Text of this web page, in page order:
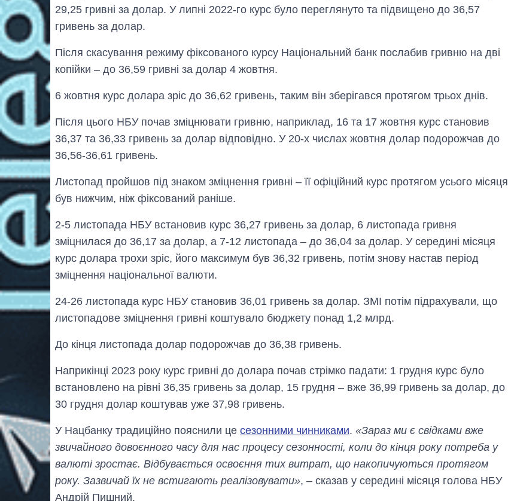
29,25 гривні за долар. У липні 2022-го курс було переглянуто та підвищено до 36,57
гривень за долар.
Після скасування режиму фіксованого курсу Національний банк послабив гривню на дві
копійки – до 36,59 гривні за долар 4 жовтня.
6 жовтня курс долара зріс до 36,62 гривень, таким він зберігався протягом трьох днів.
Після цього НБУ почав зміцнювати гривню, наприклад, 16 та 17 жовтня курс становив
36,37 та 36,33 гривень за долар відповідно. У 20-х числах жовтня долар подорожчав до
36,56-36,61 гривень.
Листопад пройшов під знаком зміцнення гривні – її офіційний курс протягом усього місяця
був нижчим, ніж фіксований раніше.
2-5 листопада НБУ встановив курс 36,27 гривень за долар, 6 листопада гривня
зміцнилася до 36,17 за долар, а 7-12 листопада – до 36,04 за долар. У середині місяця
курс долара трохи зріс, його максимум був 36,32 гривень, потім знову настав період
зміцнення національної валюти.
24-26 листопада курс НБУ становив 36,01 гривень за долар. ЗМІ потім підрахували, що
листопадове зміцнення гривні коштувало бюджету понад 1,2 млрд.
До кінця листопада долар подорожчав до 36,38 гривень.
Наприкінці 2023 року курс гривні до долара почав стрімко падати: 1 грудня курс було
встановлено на рівні 36,35 гривень за долар, 15 грудня – вже 36,99 гривень за долар, до
30 грудня долар коштував уже 37,98 гривень.
У Нацбанку традиційно пояснили це сезонними чинниками. «Зараз ми є свідками вже
звичайного довоєнного часу для нас процесу сезонності, коли до кінця року потреба у
валюті зростає. Відбувається освоєння тих витрат, що накопичуються протягом
року. Зазвичай їх не встигають реалізовувати», – сказав у середині місяця голова НБУ
Андрій Пишний.
Економіка ШІ-
гігантів: скільки
коштують і
Anthropic